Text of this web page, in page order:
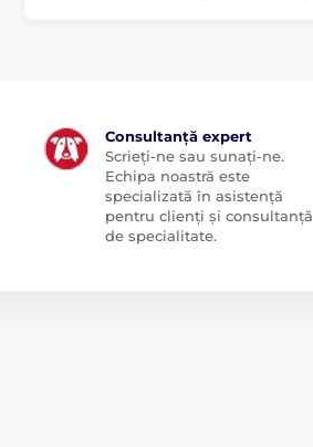
Consultanță expert
Scrieți-ne sau sunați-ne.
Echipa noastră este
specializată în asistență
pentru clienți și consultanță
de specialitate.